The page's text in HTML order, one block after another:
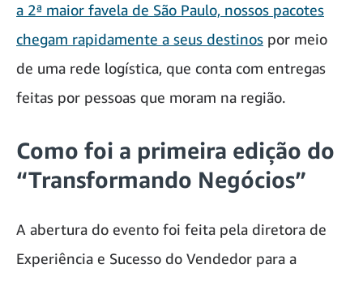
a 2ª maior favela de São Paulo, nossos pacotes
chegam rapidamente a seus destinos por meio
de uma rede logística, que conta com entregas
feitas por pessoas que moram na região.
Como foi a primeira edição do
“Transformando Negócios”
A abertura do evento foi feita pela diretora de
Experiência e Sucesso do Vendedor para a